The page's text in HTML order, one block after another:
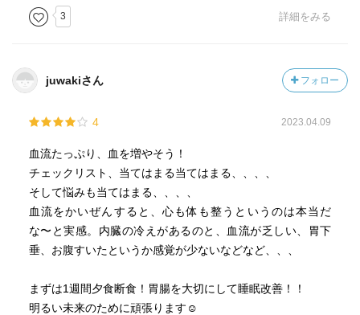
自分自身が積み重ねたものは絶対に自分を裏切らない。
点があるということ。
自分自身の生活を見直すという事は、自分自身を大切にす
胃腸が元気になるのはもちろん体の活性化のためにも寝る
前は満腹より空腹が良い。
朝食は頭の働きがよくなり体温があがる。体内時計がリセ
ットされる。
1週間夕食断食で胃腸が蘇る。
かは、消化器の働きにかかっている。
3 詳細をみる
juwakiさん フォロー
4 2023.04.09
血流たっぷり、血を増やそう！
チェックリスト、当てはまる当てはまる、、、、
そして悩みも当てはまる、、、、
血流をかいぜんすると、心も体も整うというのは本当だ
な〜と実感。内臓の冷えがあるのと、血流が乏しい、胃下
垂、お腹すいたというか感覚が少ないなどなど、、、
まずは1週間夕食断食！胃腸を大切にして睡眠改善！！
明るい未来のために頑張ります☺️